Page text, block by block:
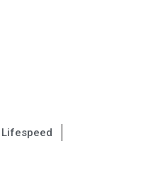
Lifespeed